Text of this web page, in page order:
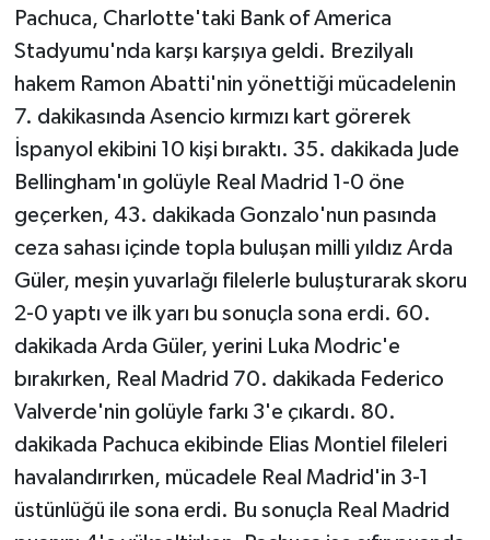
Pachuca, Charlotte'taki Bank of America
Stadyumu'nda karşı karşıya geldi. Brezilyalı
hakem Ramon Abatti'nin yönettiği mücadelenin
7. dakikasında Asencio kırmızı kart görerek
İspanyol ekibini 10 kişi bıraktı. 35. dakikada Jude
Bellingham'ın golüyle Real Madrid 1-0 öne
geçerken, 43. dakikada Gonzalo'nun pasında
ceza sahası içinde topla buluşan milli yıldız Arda
Güler, meşin yuvarlağı filelerle buluşturarak skoru
2-0 yaptı ve ilk yarı bu sonuçla sona erdi. 60.
dakikada Arda Güler, yerini Luka Modric'e
bırakırken, Real Madrid 70. dakikada Federico
Valverde'nin golüyle farkı 3'e çıkardı. 80.
dakikada Pachuca ekibinde Elias Montiel fileleri
havalandırırken, mücadele Real Madrid'in 3-1
üstünlüğü ile sona erdi. Bu sonuçla Real Madrid